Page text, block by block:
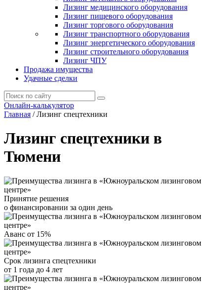
Лизинг медицинского оборудования
Лизинг пищевого оборудования
Лизинг торгового оборудования
Лизинг транспортного оборудования
Лизинг энергетического оборудования
Лизинг строительного оборудования
Лизинг ЧПУ
Продажа имущества
Удачные сделки
Онлайн-калькулятор
Главная / Лизинг спецтехники
Лизинг спецтехники в
Тюмени
Принятие решения
о финансировании за один день
Аванс от 15%
Срок лизинга спецтехники
от 1 года до 4 лет